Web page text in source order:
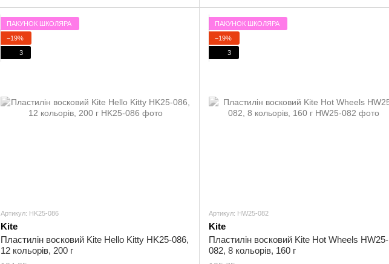
ПАКУНОК ШКОЛЯРА
−19%
3
Артикул: HK25-086
Kite
Пластилін восковий Kite Hello Kitty HK25-086,
12 кольорів, 200 г
ПАКУНОК ШКОЛЯРА
−19%
3
Артикул: HW25-082
Kite
Пластилін восковий Kite Hot Wheels HW25-
082, 8 кольорів, 160 г